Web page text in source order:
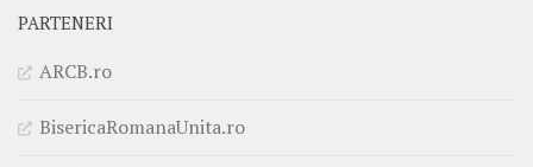
PARTENERI
ARCB.ro
BisericaRomanaUnita.ro